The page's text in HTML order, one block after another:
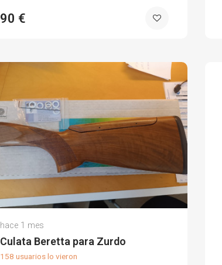
90 €
hace 1 mes
Culata Beretta para Zurdo
158 usuarios lo vieron